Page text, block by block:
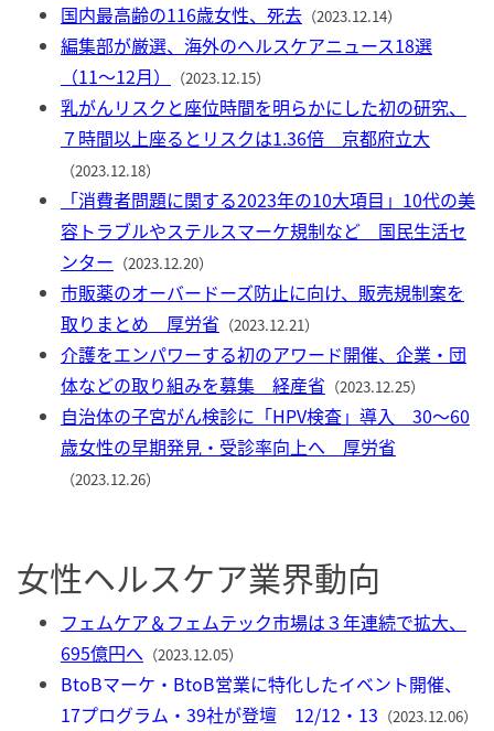
国内最高齢の116歳女性、死去 （2023.12.14）
編集部が厳選、海外のヘルスケアニュース18選
（11〜12月）
（2023.12.15）
乳がんリスクと座位時間を明らかにした初の研究、
７時間以上座るとリスクは1.36倍 京都府立大
（2023.12.18）
「消費者問題に関する2023年の10大項目」10代の美
容トラブルやステルスマーケ規制など 国民生活セ
ンター （2023.12.20）
市販薬のオーバードーズ防止に向け、販売規制案を
取りまとめ 厚労省 （2023.12.21）
介護をエンパワーする初のアワード開催、企業・団
体などの取り組みを募集 経産省 （2023.12.25）
自治体の子宮がん検診に「HPV検査」導入 30〜60
歳女性の早期発見・受診率向上へ 厚労省
（2023.12.26）
女性ヘルスケア業界動向
フェムケア＆フェムテック市場は３年連続で拡大、
695億円へ （2023.12.05）
BtoBマーケ・BtoB営業に特化したイベント開催、
17プログラム・39社が登壇 12/12・13 （2023.12.06）